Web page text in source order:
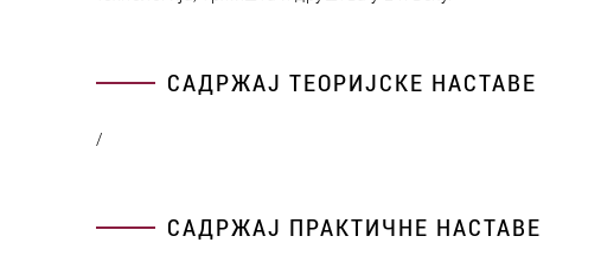
САДРЖАЈ ТЕОРИЈСКЕ НАСТАВЕ
/
САДРЖАЈ ПРАКТИЧНЕ НАСТАВЕ